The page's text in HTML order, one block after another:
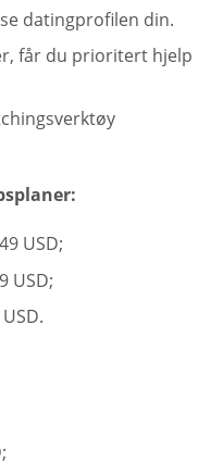
datingprofilen din.
får du prioritert hjelp
USD;
USD;